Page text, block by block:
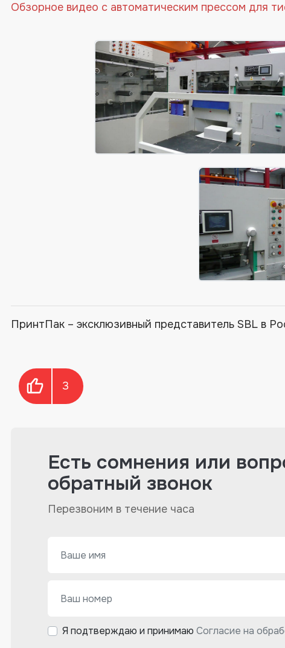
Обзорное видео с автоматическим прессом для
ПринтПак – эксклюзивный представитель SBL в
3
Есть сомнения или
обратный звонок
Перезвоним в течение часа
Я подтверждаю и принимаю Согласие на